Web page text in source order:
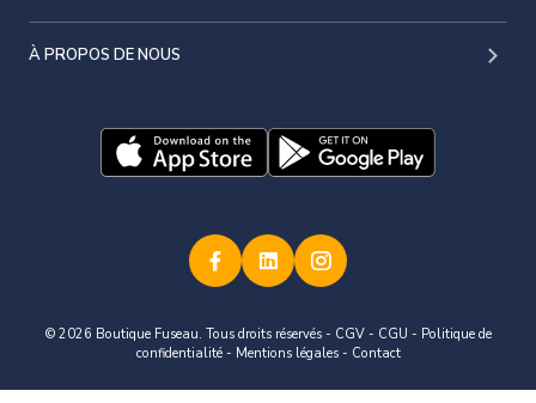
À PROPOS DE NOUS
© 2026 Boutique Fuseau. Tous droits réservés - CGV- CGU - Politique de
confidentialité- Mentions légales- Contact